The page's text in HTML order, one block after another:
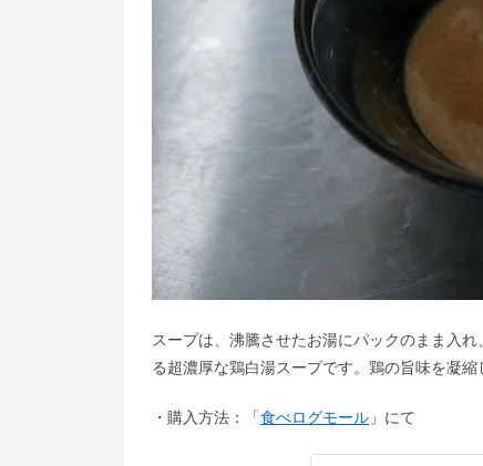
スープは、沸騰させたお湯にパックのまま入
る超濃厚な鶏白湯スープです。鶏の旨味を凝
・購入方法：「食べログモール 」にて